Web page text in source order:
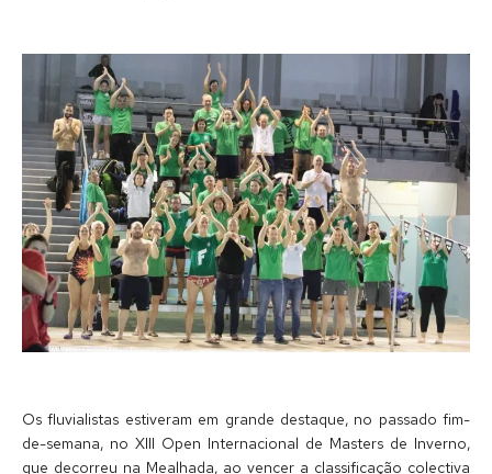
Os fluvialistas estiveram em grande destaque, no passado fim-
de-semana, no XIII Open Internacional de Masters de Inverno,
que decorreu na Mealhada, ao vencer a classificação colectiva